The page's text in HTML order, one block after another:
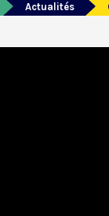
Actualités